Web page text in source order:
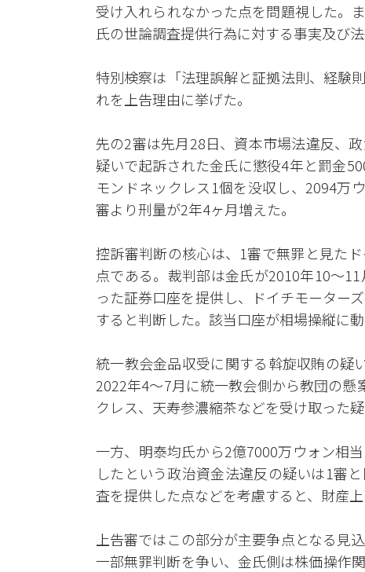
受け入れられなかった点を問題視した。
氏の世論調査提供行為に対する事実及び
特別検察は「法理誤解と証拠法則、経験
れを上告理由に挙げた。
先の2審は先月28日、資本市場法違反、
疑いで起訴された金氏に懲役4年と罰金
モンドネックレス1個を没収し、2094万
審より刑量が2年4ヶ月増えた。
控訴審判断の核心は、1審で無罪と見た
点である。裁判部は金氏が2010年10〜
った証券口座を提供し、ドイチモーター
すると判断した。該当口座が相場操縦に
統一教会金品収受に関する斡旋収賄の疑
2022年4〜7月に統一教会側から教団の
クレス、天寿参濃縮茶などを受け取った疑
一方、明泰均氏から2億7000万ウォン相
したという政治資金法違反の疑いは1審
査を提供した点などを考慮すると、財産
上告審ではこの部分が主要争点となる見
一部無罪判断を争い、金氏側は株価操作